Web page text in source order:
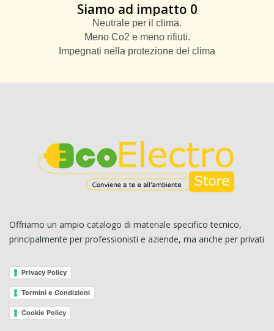
Siamo ad impatto 0
Neutrale per il clima.
Meno Co2 e meno rifiuti.
Impegnati nella protezione del clima
Offriamo un ampio catalogo di materiale specifico tecnico,
principalmente per professionisti e aziende, ma anche per privati
Privacy Policy
Termini e Condizioni
Cookie Policy